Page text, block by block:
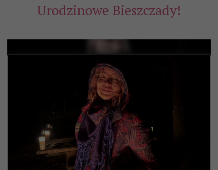
Urodzinowe Bieszczady!